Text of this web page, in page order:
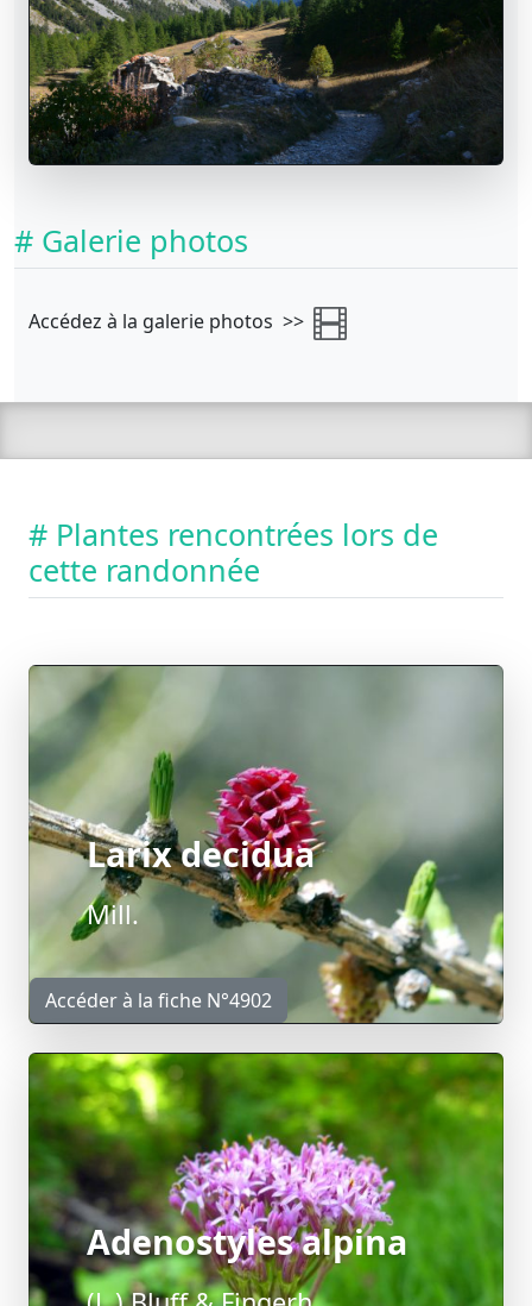
# Galerie photos
Accédez à la galerie photos >>
# Plantes rencontrées lors de
cette randonnée
Larix decidua
Mill.
Accéder à la fiche N°4902
Adenostyles alpina